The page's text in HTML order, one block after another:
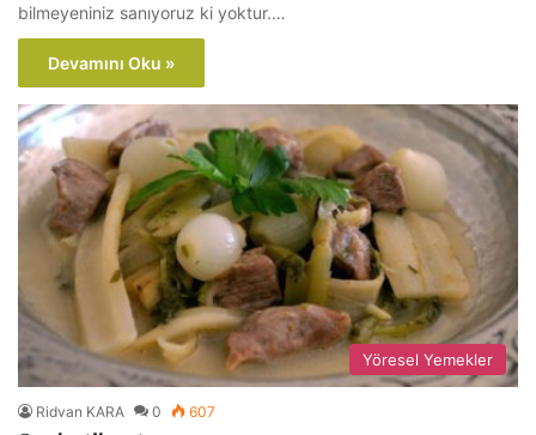
bilmeyeniniz sanıyoruz ki yoktur.…
Devamını Oku »
Yöresel Yemekler
Ridvan KARA 0 607